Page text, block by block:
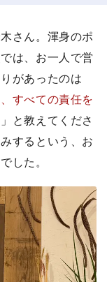
さん。渾身のポ
は、お一人で営
があったのは
すべての責任を
」と教えてくださ
するという、お
した。